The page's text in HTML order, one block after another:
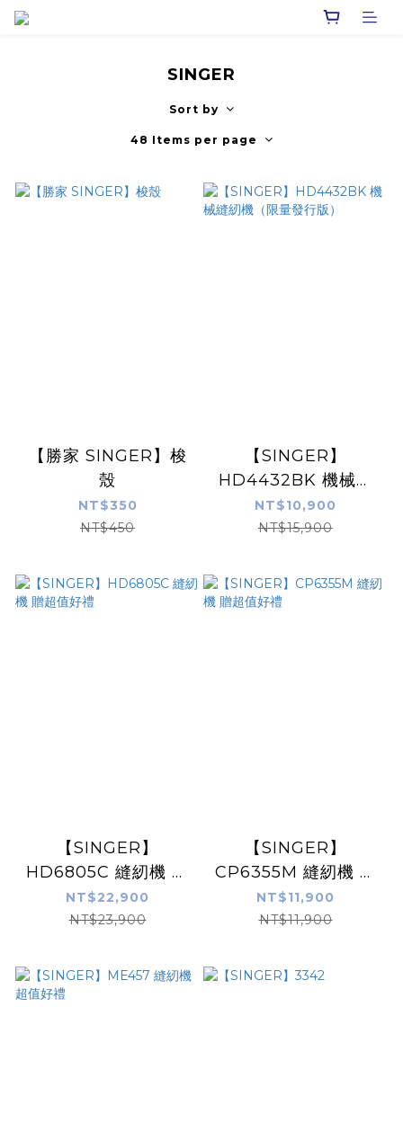
SINGER
Sort by
48 Items per page
【勝家 SINGER】梭
殼
NT$350
NT$450
【SINGER】
HD4432BK 機械縫
紉機（限量發行版）
NT$10,900
NT$15,900
【SINGER】
HD6805C 縫紉機 贈
超值好禮
NT$22,900
NT$23,900
【SINGER】
CP6355M 縫紉機 贈
超值好禮
NT$11,900
NT$11,900